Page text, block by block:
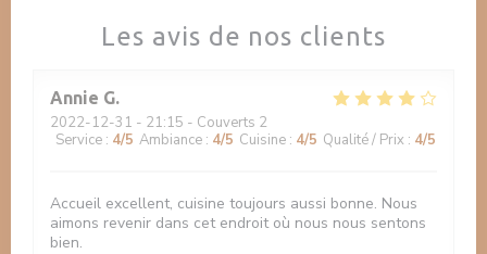
Les avis de nos clients
Annie G
2022-12-31 - 21:15 - Couverts 2
Service : 4/5 Ambiance : 4/5 Cuisine : 4/5 Qualité / Prix : 4/5
Accueil excellent, cuisine toujours aussi bonne. Nous
aimons revenir dans cet endroit où nous nous sentons
bien.